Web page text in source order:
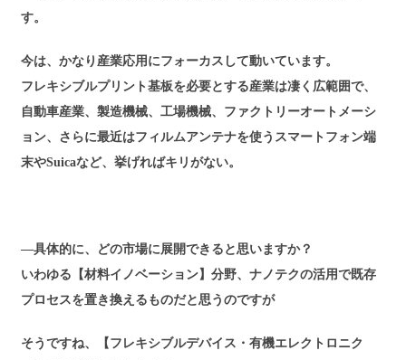
す。
今は、かなり産業応用にフォーカスして動いています。
フレキシブルプリント基板を必要とする産業は凄く広範囲で、
自動車産業、製造機械、工場機械、ファクトリーオートメーシ
ョン、さらに最近はフィルムアンテナを使うスマートフォン端
末やSuicaなど、挙げればキリがない。
―具体的に、どの市場に展開できると思いますか？
いわゆる【材料イノベーション】分野、ナノテクの活用で既存
プロセスを置き換えるものだと思うのですが
そうですね、【フレキシブルデバイス・有機エレクトロニク